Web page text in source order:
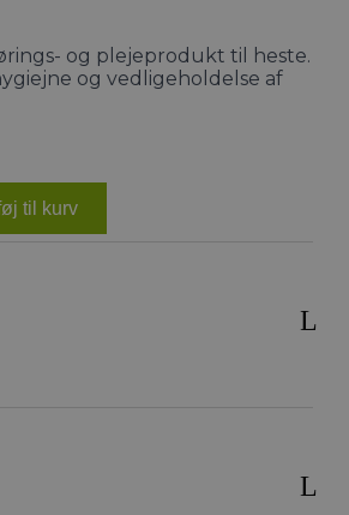
og plejeprodukt til heste.
og vedligeholdelse af
til kurv